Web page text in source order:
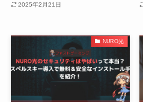
2025年2月21日
NURO光